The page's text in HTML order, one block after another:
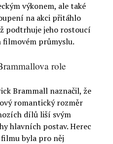
výkonem, ale také
na akci přitáhlo
podtrhuje jeho rostoucí
průmyslu.
role
Brammall naznačil, že
romantický rozměr
dílů liší svým
hlavních postav. Herec
byla pro něj